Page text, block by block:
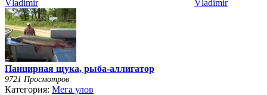
Vladimir Vladimir
Панцирная щука, рыба-аллигатор
9721 Просмотров
Категория: Мега улов